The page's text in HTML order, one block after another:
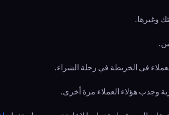
وغيرها.
في الخريطة في رحلة الشراء.
وجذب هؤلاء العملاء مرة أخرى.